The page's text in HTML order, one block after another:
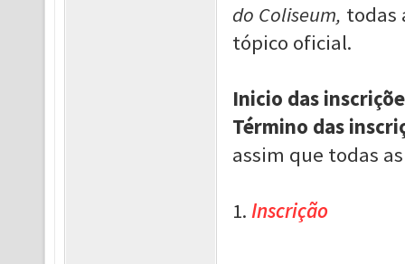
do Coliseum, todas
tópico oficial.
Inicio das
Término das
assim que todas
1. Inscrição